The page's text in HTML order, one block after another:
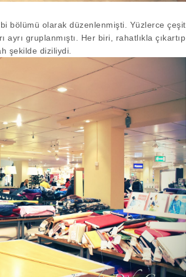
bölümü olarak düzenlenmişti. Yüzlerce çeşit
gruplanmıştı. Her biri, rahatlıkla çıkartıp
şekilde diziliydi.